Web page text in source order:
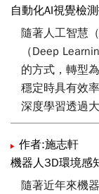
自動化AI視覺檢
隨著人工智慧
（Deep
的方式，轉型
穩定時具有效
深度學習透過
雜生產環境，
定性。本文介
寸量測、品質
雜特徵辨識、
作者:施志軒
機器人3D環境感
隨著近年來機